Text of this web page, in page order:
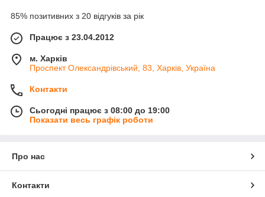
85% позитивних з 20 відгуків за рік
Працює з 23.04.2012
м. Харків
Проспект Олександрівський, 83, Харків, Україна
Контакти
Сьогодні працює з 08:00 до 19:00
Показати весь графік роботи
Про нас
Контакти